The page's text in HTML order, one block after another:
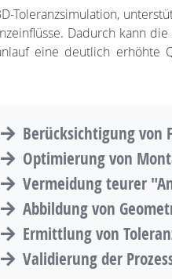
Toleranzsimulation,
Dadurch kann die
eine deutlich erhöhte
Berücksichtigung von
Optimierung von
Vermeidung teurer
Abbildung von
Ermittlung von
Validierung der